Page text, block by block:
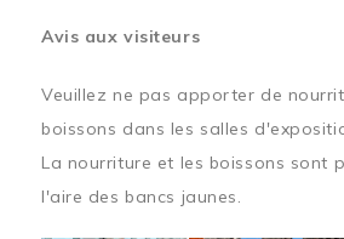
Avis aux visiteurs
Veuillez ne pas apporter de
boissons dans les salles
La nourriture et les boissons sont
l'aire des bancs jaunes.